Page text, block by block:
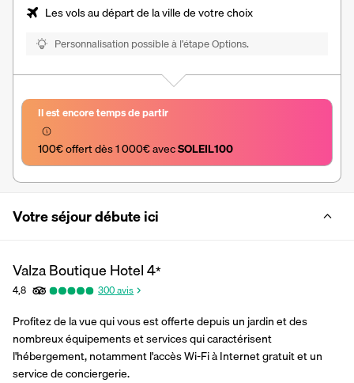
Les vols au départ de la ville de votre choix
Personnalisation possible à l’étape Options.
Il est encore temps de partir
100€ offert dès 1 000€ avec SOLEIL100
Votre séjour débute ici
Valza Boutique Hotel4*
4,8 300avis
Profitez de la vue qui vous est offerte depuis un jardin et des
nombreux équipements et services qui caractérisent
l'hébergement, notamment l'accès Wi-Fi à Internet gratuit et un
service de conciergerie.